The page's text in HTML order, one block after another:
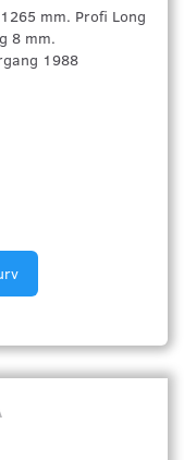
mm. Profi Long
8 mm.
1988